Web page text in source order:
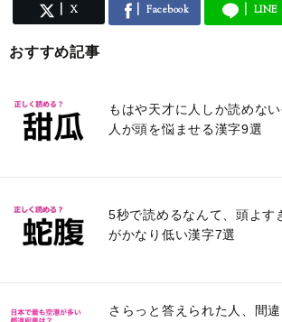
X Facebook LINE
おすすめ記事
もはや天才に人しか読めな
人が頭を悩ませる漢字9選
5秒で読めるなんて、頭よ
がかなり低い漢字7選
さらっと答えられた人、間違